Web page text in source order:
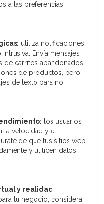
a las preferencias
utiliza notificaciones
Envía mensajes
de carritos abandonados,
de productos, pero
de texto para no
los usuarios
la velocidad y el
de que tus sitios web
y utilicen datos
y realidad
tu negocio, considera